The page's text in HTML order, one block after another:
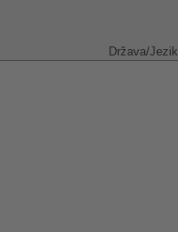
Država/Jezik